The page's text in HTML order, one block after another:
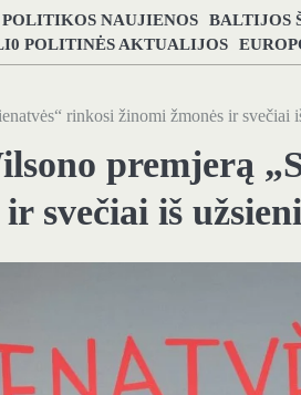
NAUJIENOS BALTIJOS
POLITINĖS AKTUALIJOS
rinkosi žinomi žmonės ir svečiai
premjerą
svečiai iš